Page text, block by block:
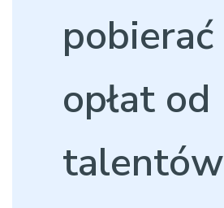
pobierać
opłat od
talentów